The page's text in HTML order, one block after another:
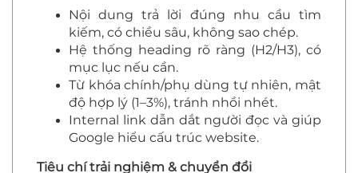
Nội dung trả lời đúng nhu cầu tìm
kiếm, có chiều sâu, không sao chép.
Hệ thống heading rõ ràng (H2/H3), có
mục lục nếu cần.
Từ khóa chính/phụ dùng tự nhiên, mật
độ hợp lý (1–3%), tránh nhồi nhét.
Internal link dẫn dắt người đọc và giúp
Google hiểu cấu trúc website.
Tiêu chí trải nghiệm & chuyển đổi